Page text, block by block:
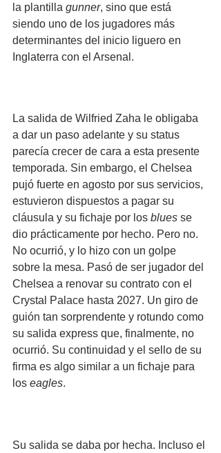
la plantilla gunner, sino que está
siendo uno de los jugadores más
determinantes del inicio liguero en
Inglaterra con el Arsenal.
La salida de Wilfried Zaha le obligaba
a dar un paso adelante y su status
parecía crecer de cara a esta presente
temporada. Sin embargo, el Chelsea
pujó fuerte en agosto por sus servicios,
estuvieron dispuestos a pagar su
cláusula y su fichaje por los blues se
dio prácticamente por hecho. Pero no.
No ocurrió, y lo hizo con un golpe
sobre la mesa. Pasó de ser jugador del
Chelsea a renovar su contrato con el
Crystal Palace hasta 2027. Un giro de
guión tan sorprendente y rotundo como
su salida express que, finalmente, no
ocurrió. Su continuidad y el sello de su
firma es algo similar a un fichaje para
los eagles.
Su salida se daba por hecha. Incluso el